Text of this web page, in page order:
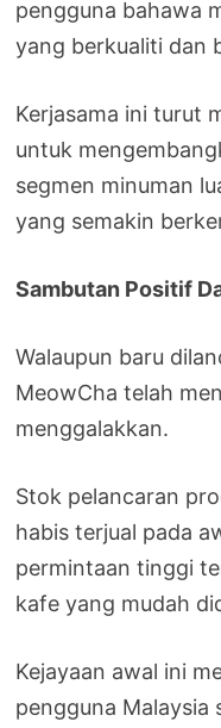
pengguna bahawa
yang berkualiti dan
Kerjasama ini turut
untuk
segmen minuman
yang semakin
Sambutan Positif
Walaupun baru
MeowCha telah
menggalakkan.
Stok pelancaran
habis terjual pada
permintaan tinggi
kafe yang mudah
Kejayaan awal ini
pengguna Malaysia